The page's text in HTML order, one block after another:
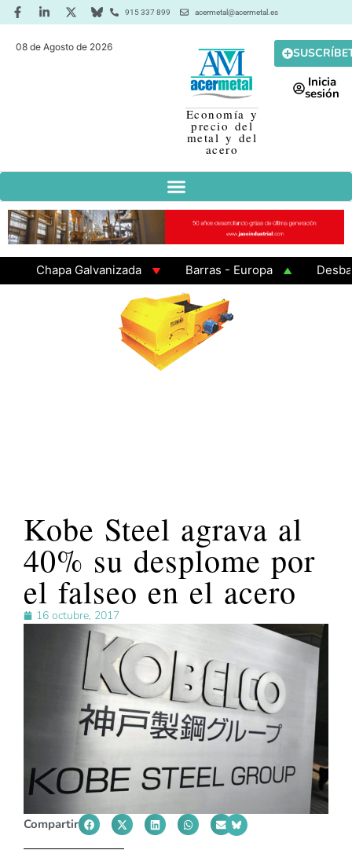
915 337 899 acermetal@acermetal.es
08 de Agosto de 2026
Economía y
precio del
metal y del
acero
Inicia
sesión
Chapa Galvanizada Barras - Europa
GAMA 3 - Cuadrados 200x200x8
Kobe Steel agrava al
40% su desplome por
el falseo en el acero
16 octubre, 2017
Compartir